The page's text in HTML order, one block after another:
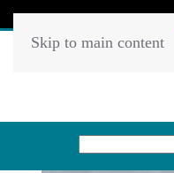
Skip to main content